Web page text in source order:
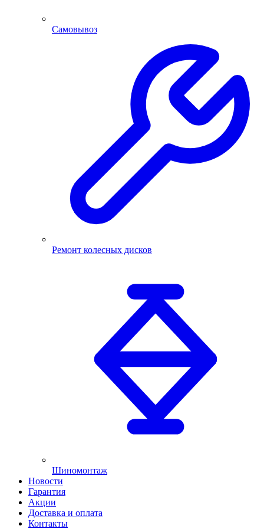
Самовывоз
Ремонт колесных дисков
Шиномонтаж
Новости
Гарантия
Акции
Доставка и оплата
Контакты